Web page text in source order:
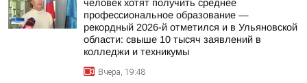
человек хотят получить среднее
профессиональное образование —
рекордный 2026-й отметился и в Ульяновской
области: свыше 10 тысяч заявлений в
колледжи и техникумы
Вчера, 19:48